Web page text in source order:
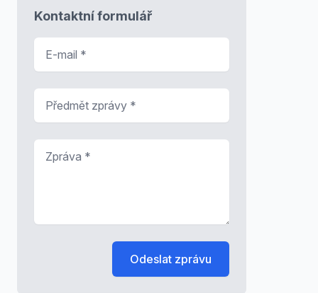
Kontaktní formulář
Odeslat zprávu